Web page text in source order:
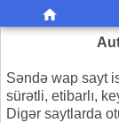
Səndə wap sayt
sürətli, etibarlı,
Digər saytlarda